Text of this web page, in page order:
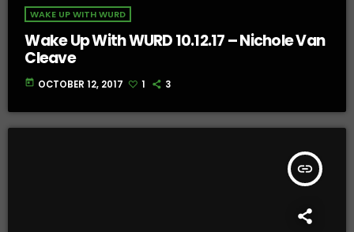
WAKE UP WITH WURD
Wake Up With WURD 10.12.17 – Nichole Van
Cleave
today OCTOBER 12, 2017 1 3
insert_link